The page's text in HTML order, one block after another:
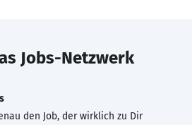
Jobs-Netzwerk
den Job, der wirklich zu Dir